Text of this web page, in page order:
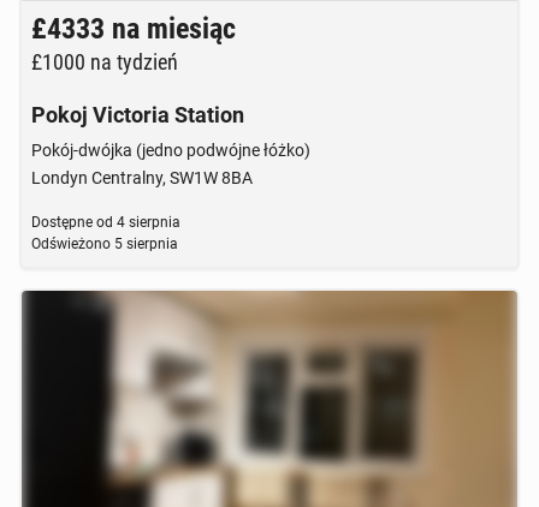
Brak zdjęcia
£4333 na miesiąc
£1000 na tydzień
Pokoj Victoria Station
Pokój-dwójka (jedno podwójne łóżko)
Londyn Centralny, SW1W 8BA
Dostępne od 4 sierpnia
Odświeżono 5 sierpnia